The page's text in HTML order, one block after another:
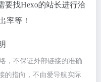
要找Hexo的站长进行洽
率等！
，不保证外部链接的准确
的指向，不由爱导航实际